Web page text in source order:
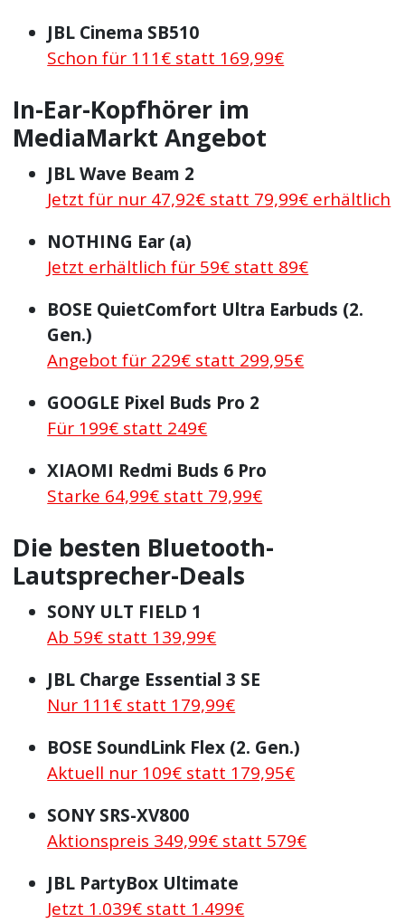
JBL Cinema SB510
Schon für 111€ statt 169,99€
In-Ear-Kopfhörer im
MediaMarkt Angebot
JBL Wave Beam 2
Jetzt für nur 47,92€ statt 79,99€ erhältlich
NOTHING Ear (a)
Jetzt erhältlich für 59€ statt 89€
BOSE QuietComfort Ultra Earbuds (2.
Gen.)
Angebot für 229€ statt 299,95€
GOOGLE Pixel Buds Pro 2
Für 199€ statt 249€
XIAOMI Redmi Buds 6 Pro
Starke 64,99€ statt 79,99€
Die besten Bluetooth-
Lautsprecher-Deals
SONY ULT FIELD 1
Ab 59€ statt 139,99€
JBL Charge Essential 3 SE
Nur 111€ statt 179,99€
BOSE SoundLink Flex (2. Gen.)
Aktuell nur 109€ statt 179,95€
SONY SRS-XV800
Aktionspreis 349,99€ statt 579€
JBL PartyBox Ultimate
Jetzt 1.039€ statt 1.499€